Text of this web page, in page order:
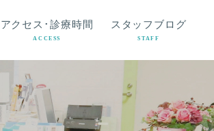
アクセス･診療時間
ACCESS
スタッフブログ
STAFF